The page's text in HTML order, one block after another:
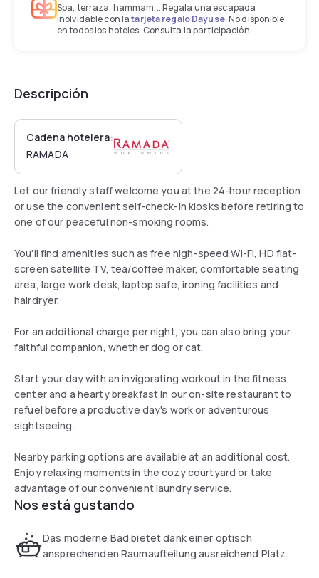
Spa, terraza, hammam... Regala una escapada
inolvidable con latarjeta regalo Dayuse. No disponible
en todos los hoteles. Consulta la participación.
Descripción
Cadena hotelera:
RAMADA
Let our friendly staff welcome you at the 24-hour reception
or use the convenient self-check-in kiosks before retiring to
one of our peaceful non-smoking rooms.
You'll find amenities such as free high-speed Wi-Fi, HD flat-
screen satellite TV, tea/coffee maker, comfortable seating
area, large work desk, laptop safe, ironing facilities and
hairdryer.
For an additional charge per night, you can also bring your
faithful companion, whether dog or cat.
Start your day with an invigorating workout in the fitness
center and a hearty breakfast in our on-site restaurant to
refuel before a productive day's work or adventurous
sightseeing.
Nearby parking options are available at an additional cost.
Enjoy relaxing moments in the cozy courtyard or take
advantage of our convenient laundry service.
Nos está gustando
Das moderne Bad bietet dank einer optisch
ansprechenden Raumaufteilung ausreichend Platz.